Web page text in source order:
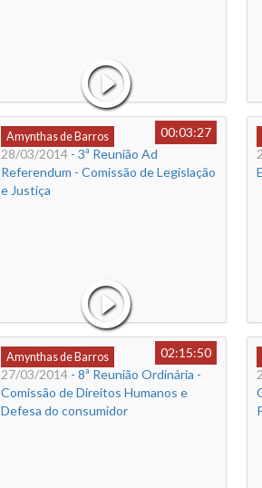
Amynthas de Barros
00:03:27
28/03/2014- 3ª Reunião Ad
Referendum - Comissão de Legislação
e Justiça
Amynthas de Barros
02:15:50
27/03/2014- 8ª Reunião Ordinária -
Comissão de Direitos Humanos e
Defesa do consumidor